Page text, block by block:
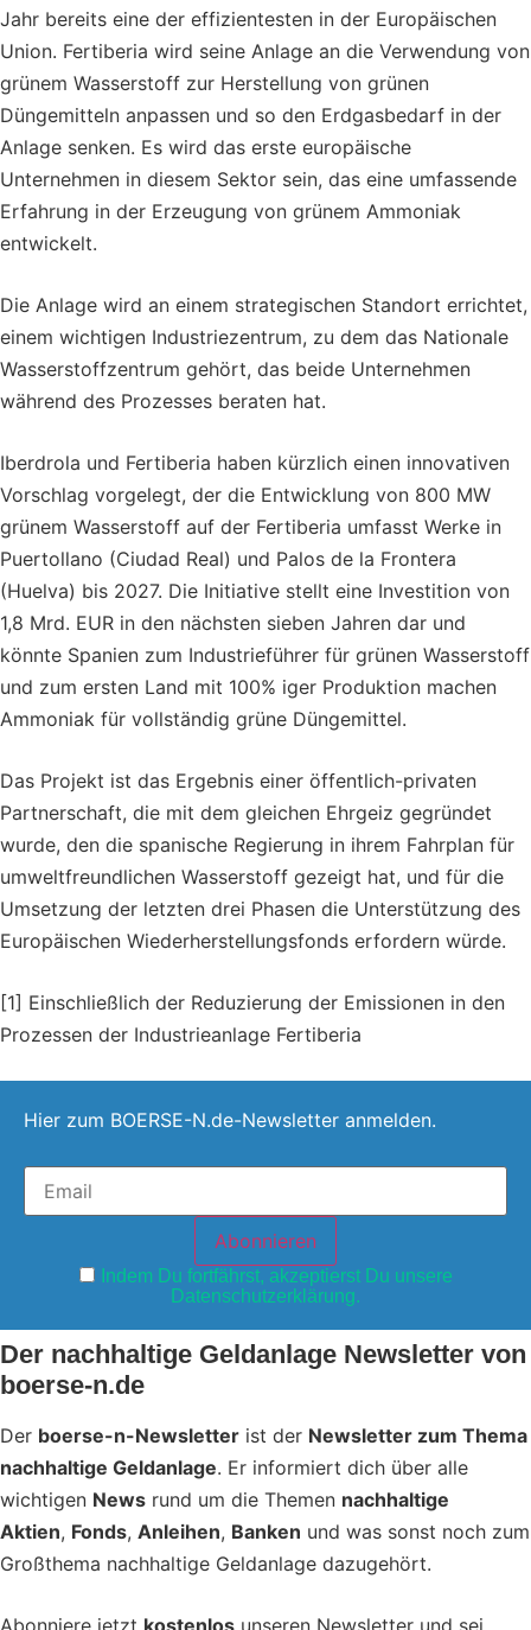
Jahr bereits eine der effizientesten in der Europäischen
Union. Fertiberia wird seine Anlage an die Verwendung von
grünem Wasserstoff zur Herstellung von grünen
Düngemitteln anpassen und so den Erdgasbedarf in der
Anlage senken. Es wird das erste europäische
Unternehmen in diesem Sektor sein, das eine umfassende
Erfahrung in der Erzeugung von grünem Ammoniak
entwickelt.
Die Anlage wird an einem strategischen Standort errichtet,
einem wichtigen Industriezentrum, zu dem das Nationale
Wasserstoffzentrum gehört, das beide Unternehmen
während des Prozesses beraten hat.
Iberdrola und Fertiberia haben kürzlich einen innovativen
Vorschlag vorgelegt, der die Entwicklung von 800 MW
grünem Wasserstoff auf der Fertiberia umfasst Werke in
Puertollano (Ciudad Real) und Palos de la Frontera
(Huelva) bis 2027. Die Initiative stellt eine Investition von
1,8 Mrd. EUR in den nächsten sieben Jahren dar und
könnte Spanien zum Industrieführer für grünen Wasserstoff
und zum ersten Land mit 100% iger Produktion machen
Ammoniak für vollständig grüne Düngemittel.
Das Projekt ist das Ergebnis einer öffentlich-privaten
Partnerschaft, die mit dem gleichen Ehrgeiz gegründet
wurde, den die spanische Regierung in ihrem Fahrplan für
umweltfreundlichen Wasserstoff gezeigt hat, und für die
Umsetzung der letzten drei Phasen die Unterstützung des
Europäischen Wiederherstellungsfonds erfordern würde.
[1] Einschließlich der Reduzierung der Emissionen in den
Prozessen der Industrieanlage Fertiberia
Hier zum BOERSE-N.de-Newsletter anmelden.
Indem Du fortfährst, akzeptierst Du unsere
Datenschutzerklärung.
Der nachhaltige Geldanlage Newsletter von
boerse-n.de
Der boerse-n-Newsletter ist der Newsletter zum Thema
nachhaltige Geldanlage. Er informiert dich über alle
wichtigen News rund um die Themen nachhaltige
Aktien, Fonds, Anleihen, Banken und was sonst noch zum
Großthema nachhaltige Geldanlage dazugehört.
Abonniere jetzt kostenlos unseren Newsletter und sei